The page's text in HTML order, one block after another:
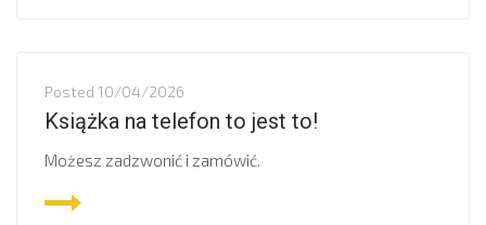
Posted 10/04/2026
Książka na telefon to jest to!
Możesz zadzwonić i zamówić.